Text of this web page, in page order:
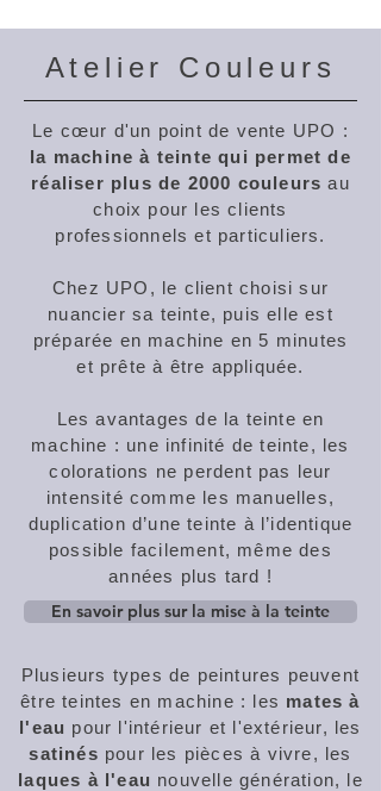
Atelier Couleurs
Le cœur d'un point de vente UPO :
la machine à teinte qui permet de
réaliser plus de 2000 couleurs au
choix pour les clients
professionnels et particuliers.
Chez UPO, le client choisi sur
nuancier sa teinte, puis elle est
préparée en machine en 5 minutes
et prête à être appliquée.
Les avantages de la teinte en
machine : une infinité de teinte, les
colorations ne perdent pas leur
intensité comme les manuelles,
duplication d’une teinte à l’identique
possible facilement, même des
années plus tard !
En savoir plus sur la mise à la teinte
Plusieurs types de peintures peuvent
être teintes en machine : les mates à
l'eau pour l'intérieur et l'extérieur, les
satinés pour les pièces à vivre, les
laques à l'eau nouvelle génération, le